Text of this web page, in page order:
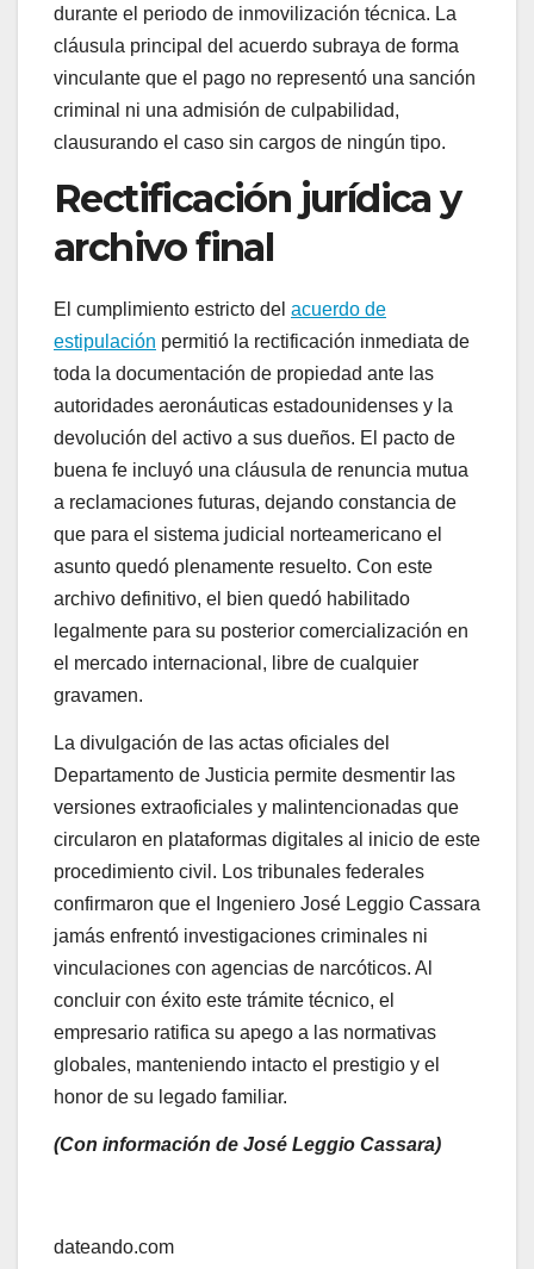
durante el periodo de inmovilización técnica. La
cláusula principal del acuerdo subraya de forma
vinculante que el pago no representó una sanción
criminal ni una admisión de culpabilidad,
clausurando el caso sin cargos de ningún tipo.
Rectificación jurídica y
archivo final
El cumplimiento estricto del acuerdo de
estipulación permitió la rectificación inmediata de
toda la documentación de propiedad ante las
autoridades aeronáuticas estadounidenses y la
devolución del activo a sus dueños. El pacto de
buena fe incluyó una cláusula de renuncia mutua
a reclamaciones futuras, dejando constancia de
que para el sistema judicial norteamericano el
asunto quedó plenamente resuelto. Con este
archivo definitivo, el bien quedó habilitado
legalmente para su posterior comercialización en
el mercado internacional, libre de cualquier
gravamen.
La divulgación de las actas oficiales del
Departamento de Justicia permite desmentir las
versiones extraoficiales y malintencionadas que
circularon en plataformas digitales al inicio de este
procedimiento civil. Los tribunales federales
confirmaron que el Ingeniero José Leggio Cassara
jamás enfrentó investigaciones criminales ni
vinculaciones con agencias de narcóticos. Al
concluir con éxito este trámite técnico, el
empresario ratifica su apego a las normativas
globales, manteniendo intacto el prestigio y el
honor de su legado familiar.
(Con información de José Leggio Cassara)
de
dateando.com